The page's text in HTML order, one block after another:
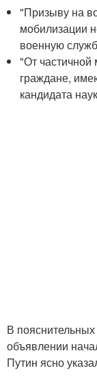
"Призыву на
мобилизации
военную
"От
граждане,
кандидата
В пояснительных
объявлении
Путин ясно